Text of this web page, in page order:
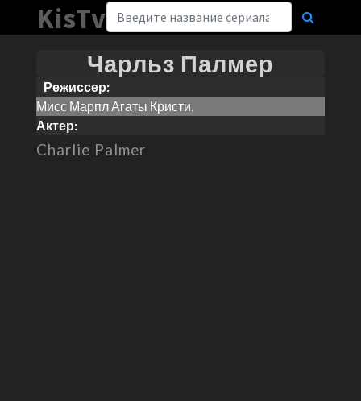
KisTv
Чарльз Палмер
Режиссер:
Мисс Марпл Агаты Кристи,
Актер:
Charlie Palmer